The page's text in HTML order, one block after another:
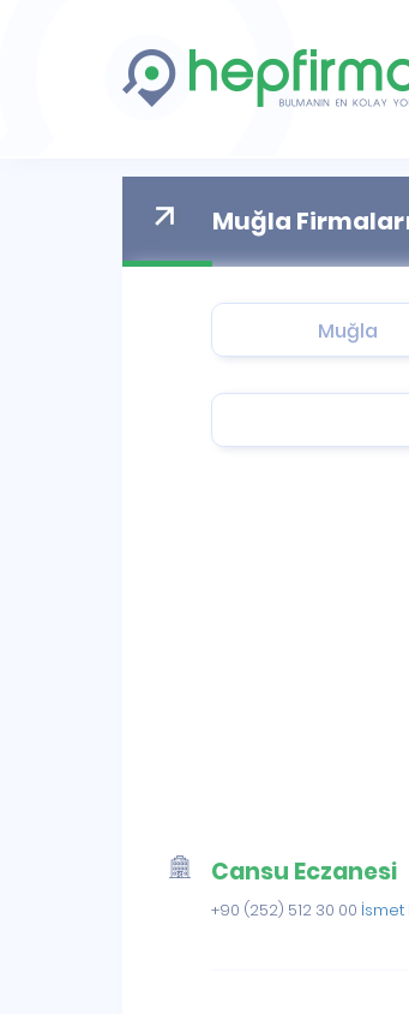
Muğla
Cansu Eczanesi
+90 (252) 512 30 00 İsmet